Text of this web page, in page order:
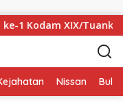
1 Kodam XIX/Tuanku
Nissan